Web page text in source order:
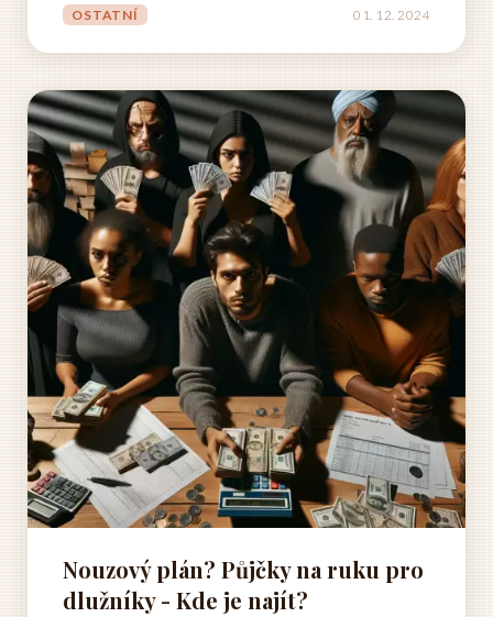
prostoru a zlepšovat držení těla. Ať už jste sportovec
OSTATNÍ 01. 12. 2024
Nouzový plán? Půjčky na ruku pro
dlužníky - Kde je najít?